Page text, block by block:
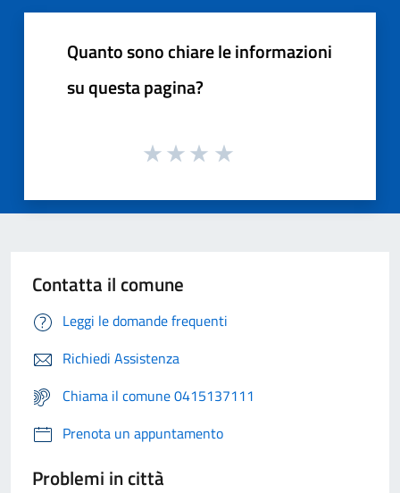
Quanto sono chiare le informazioni
su questa pagina?
Contatta il comune
Leggi le domande frequenti
Richiedi Assistenza
Chiama il comune 0415137111
Prenota un appuntamento
Problemi in città